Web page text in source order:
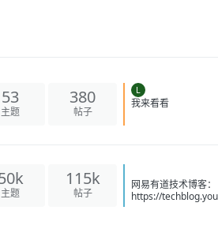
53 380 L
50k 115k
网易有道技术博客：